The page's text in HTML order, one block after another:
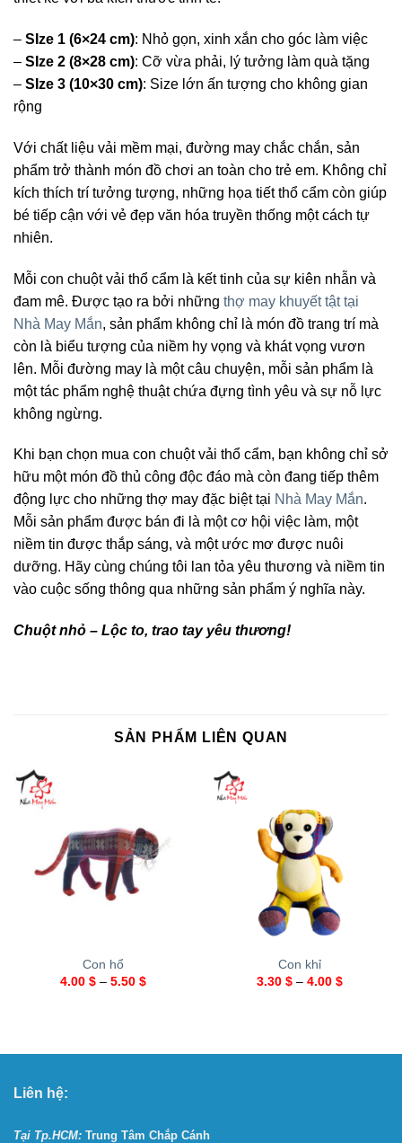
– SIze 1 (6×24 cm): Nhỏ gọn, xinh xắn cho góc làm việc
– SIze 2 (8×28 cm): Cỡ vừa phải, lý tưởng làm quà tặng
– SIze 3 (10×30 cm): Size lớn ấn tượng cho không gian
rộng
Với chất liệu vải mềm mại, đường may chắc chắn, sản
phẩm trở thành món đồ chơi an toàn cho trẻ em. Không chỉ
kích thích trí tưởng tượng, những họa tiết thổ cẩm còn giúp
bé tiếp cận với vẻ đẹp văn hóa truyền thống một cách tự
nhiên.
Mỗi con chuột vải thổ cẩm là kết tinh của sự kiên nhẫn và
đam mê. Được tạo ra bởi những thợ may khuyết tật tại
Nhà May Mắn, sản phẩm không chỉ là món đồ trang trí mà
còn là biểu tượng của niềm hy vọng và khát vọng vươn
lên. Mỗi đường may là một câu chuyện, mỗi sản phẩm là
một tác phẩm nghệ thuật chứa đựng tình yêu và sự nỗ lực
không ngừng.
Khi bạn chọn mua con chuột vải thổ cẩm, bạn không chỉ sở
hữu một món đồ thủ công độc đáo mà còn đang tiếp thêm
động lực cho những thợ may đặc biệt tại Nhà May Mắn.
Mỗi sản phẩm được bán đi là một cơ hội việc làm, một
niềm tin được thắp sáng, và một ước mơ được nuôi
dưỡng. Hãy cùng chúng tôi lan tỏa yêu thương và niềm tin
vào cuộc sống thông qua những sản phẩm ý nghĩa này.
Chuột nhỏ – Lộc to, trao tay yêu thương!
SẢN PHẨM LIÊN QUAN
Con hổ
4.00 $– 5.50 $
Con khỉ
3.30 $– 4.00 $
Liên hệ:
Tại Tp.HCM: Trung Tâm Chắp Cánh